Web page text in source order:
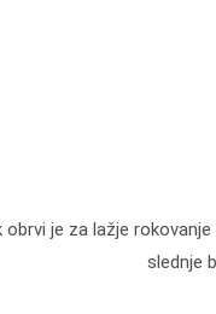
obrvi je za lažje
slednje